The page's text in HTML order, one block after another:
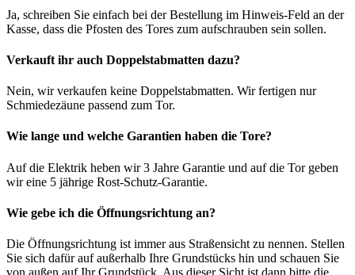
Ja, schreiben Sie einfach bei der Bestellung im Hinweis-Feld an der
Kasse, dass die Pfosten des Tores zum aufschrauben sein sollen.
Verkauft ihr auch Doppelstabmatten dazu?
Nein, wir verkaufen keine Doppelstabmatten. Wir fertigen nur
Schmiedezäune passend zum Tor.
Wie lange und welche Garantien haben die Tore?
Auf die Elektrik heben wir 3 Jahre Garantie und auf die Tor geben
wir eine 5 jährige Rost-Schutz-Garantie.
Wie gebe ich die Öffnungsrichtung an?
Die Öffnungsrichtung ist immer aus Straßensicht zu nennen. Stellen
Sie sich dafür auf außerhalb Ihre Grundstücks hin und schauen Sie